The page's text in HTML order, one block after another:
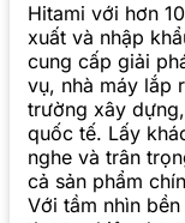
Hitami với hơn
xuất và nhập
cung cấp giải
vụ, nhà máy lắp
trường xây
quốc tế. Lấy
nghe và trân
cả sản phẩm
Với tầm nhìn